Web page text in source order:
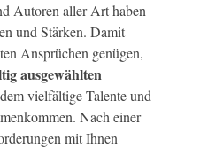
Autoren aller Art haben
und Stärken. Damit
Ansprüchen genügen,
ausgewählten
vielfältige Talente und
Nach einer
mit Ihnen